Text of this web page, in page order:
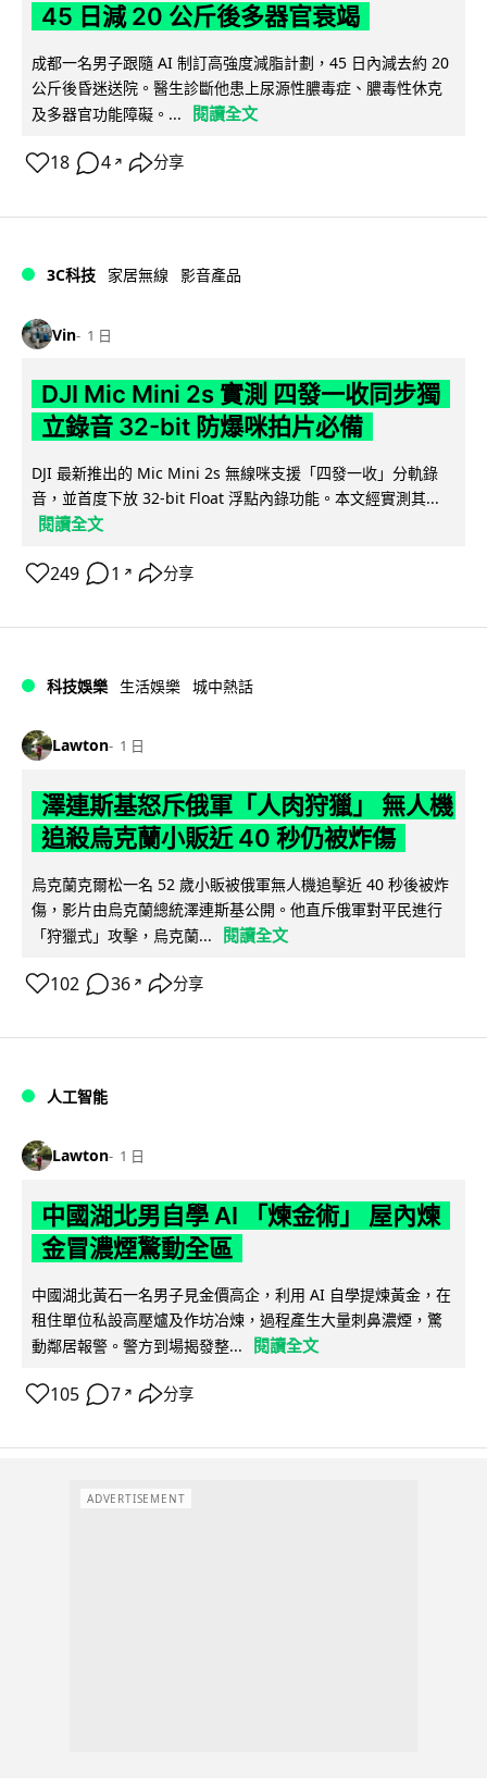
45 日減 20 公斤後多器官衰竭
成都一名男子跟隨 AI 制訂高強度減脂計劃，45 日內減去約 20
公斤後昏迷送院。醫生診斷他患上尿源性膿毒症、膿毒性休克
及多器官功能障礙。...
閱讀全文
18 4 ↗ 分享
3C科技 家居無線 影音產品
Vin 1 日
DJI Mic Mini 2s 實測 四發一收同步獨
立錄音 32-bit 防爆咪拍片必備
DJI 最新推出的 Mic Mini 2s 無線咪支援「四發一收」分軌錄
音，並首度下放 32-bit Float 浮點內錄功能。本文經實測其...
閱讀全文
249 1 ↗ 分享
科技娛樂 生活娛樂 城中熱話
Lawton 1 日
澤連斯基怒斥俄軍「人肉狩獵」 無人機
追殺烏克蘭小販近 40 秒仍被炸傷
烏克蘭克爾松一名 52 歲小販被俄軍無人機追擊近 40 秒後被炸
傷，影片由烏克蘭總統澤連斯基公開。他直斥俄軍對平民進行
「狩獵式」攻擊，烏克蘭...
閱讀全文
102 36 ↗ 分享
人工智能
Lawton 1 日
中國湖北男自學 AI 「煉金術」 屋內煉
金冒濃煙驚動全區
中國湖北黃石一名男子見金價高企，利用 AI 自學提煉黃金，在
租住單位私設高壓爐及作坊冶煉，過程產生大量刺鼻濃煙，驚
動鄰居報警。警方到場揭發整...
閱讀全文
105 7 ↗ 分享
ADVERTISEMENT